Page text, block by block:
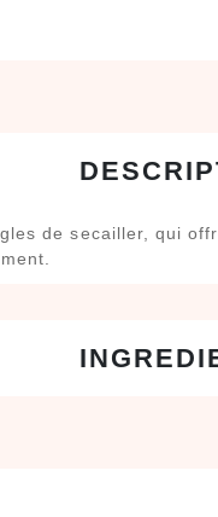
de secailler, qui